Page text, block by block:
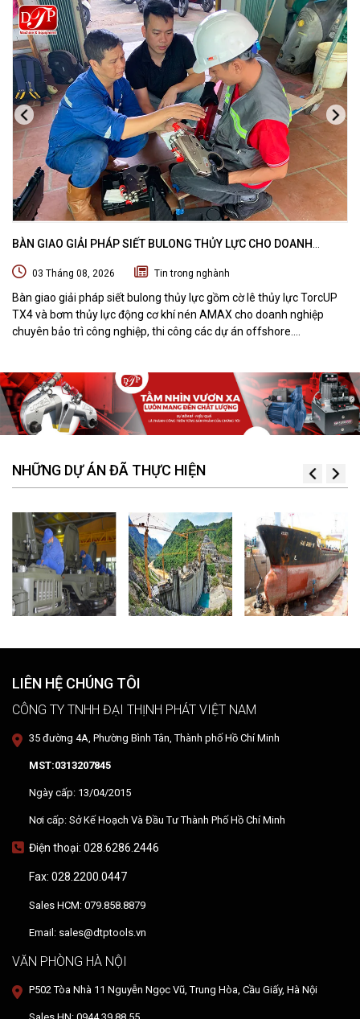
BÀN GIAO GIẢI PHÁP SIẾT BULONG THỦY LỰC CHO DOANH
03 Tháng 08, 2026 Tin trong nghành
Bàn giao giải pháp siết bulong thủy lực gồm cờ lê thủy lực TorcUP
TX4 và bơm thủy lực động cơ khí nén AMAX cho doanh nghiệp
chuyên bảo trì công nghiệp, thi công các dự án offshore.
NHỮNG DỰ ÁN ĐÃ THỰC HIỆN
LIÊN HỆ CHÚNG TÔI
CÔNG TY TNHH ĐẠI THỊNH PHÁT VIỆT NAM
35 đường 4A, Phường Bình Tân, Thành phố Hồ Chí Minh
MST:0313207845
Ngày cấp: 13/04/2015
Nơi cấp: Sở Kế Hoạch Và Đầu Tư Thành Phố Hồ Chí Minh
Điện thoại: 028.6286.2446
Fax: 028.2200.0447
Sales HCM: 079.858.8879
Email: sales@dtptools.vn
VĂN PHÒNG HÀ NỘI
P502 Tòa Nhà 11 Nguyễn Ngọc Vũ, Trung Hòa, Cầu Giấy, Hà Nội